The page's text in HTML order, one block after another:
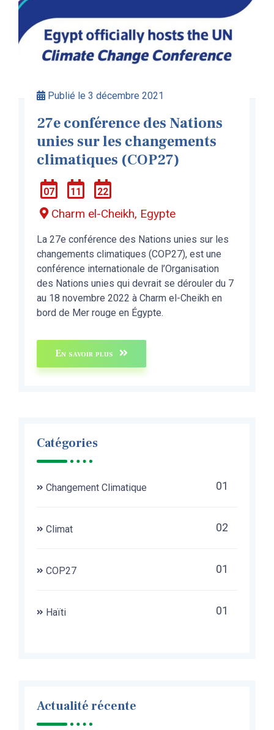
Publié le 3 décembre 2021
27e conférence des Nations
unies sur les changements
climatiques (COP27)
07 11 22
Charm el-Cheikh, Egypte
La 27e conférence des Nations unies sur les
changements climatiques (COP27), est une
conférence internationale de l’Organisation
des Nations unies qui devrait se dérouler du 7
au 18 novembre 2022 à Charm el-Cheikh en
bord de Mer rouge en Égypte.
En savoir plus
Catégories
Changement Climatique 01
Climat 02
COP27 01
Haïti 01
Actualité récente